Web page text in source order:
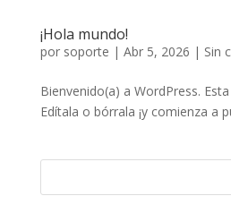
¡Hola mundo!
por soporte | Abr 5, 2026 | Sin
Bienvenido(a) a WordPress.
Edítala o bórrala ¡y comienza a